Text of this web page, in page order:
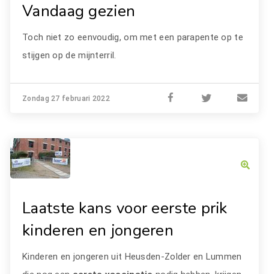
Vandaag gezien
Toch niet zo eenvoudig, om met een parapente op te
stijgen op de mijnterril.
Zondag 27 februari 2022
Laatste kans voor eerste prik
kinderen en jongeren
Kinderen en jongeren uit Heusden-Zolder en Lummen